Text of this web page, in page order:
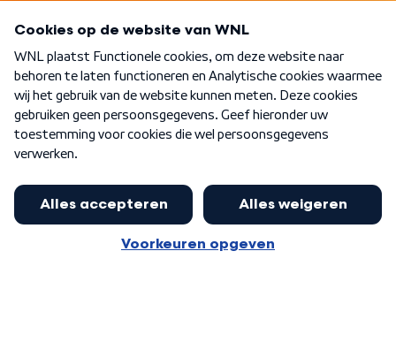
Nieuwsbrief
Word Lid